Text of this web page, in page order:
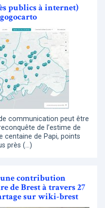
publics à internet)
communication peut être
de l’estime de
centaine de Papi, points
près (…)
contribution
de Brest à travers 27
sur wiki-brest